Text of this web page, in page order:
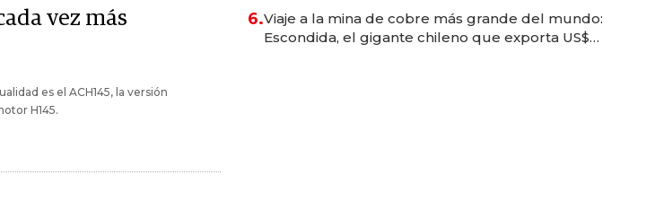
vez más
es el ACH145, la versión
H145.
6.Viaje a la mina de cobre más grande del mundo:
Escondida, el gigante chileno que exporta US$